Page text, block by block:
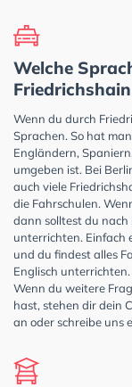
Welche
Wenn du durch
Sprachen. So hat
Engländern,
umgeben ist. Bei
auch viele
die Fahrschulen.
dann solltest du nach
unterrichten. Einfach
und du findest alles
Englisch unterrichten.
Wenn du weitere
hast, stehen dir dein
an oder schreibe uns